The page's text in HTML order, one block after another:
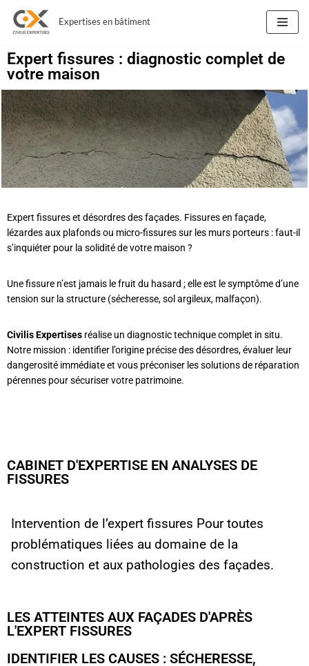
Aller
au
contenu
Expertises en bâtiment
Expert fissures : diagnostic complet de
votre maison
Expert fissures et désordres des façades. Fissures en façade,
lézardes aux plafonds ou micro-fissures sur les murs porteurs : faut-il
s’inquiéter pour la solidité de votre maison ?
Une fissure n’est jamais le fruit du hasard ; elle est le symptôme d’une
tension sur la structure (sécheresse, sol argileux, malfaçon).
Civilis Expertises réalise un diagnostic technique complet in situ.
Notre mission : identifier l’origine précise des désordres, évaluer leur
dangerosité immédiate et vous préconiser les solutions de réparation
pérennes pour sécuriser votre patrimoine.
CABINET D'EXPERTISE EN ANALYSES DE
FISSURES
Intervention de l’expert fissures Pour toutes
problématiques liées au domaine de la
construction et aux pathologies des façades.
LES ATTEINTES AUX FAÇADES D'APRÈS
L'EXPERT FISSURES
IDENTIFIER LES CAUSES : SÉCHERESSE,